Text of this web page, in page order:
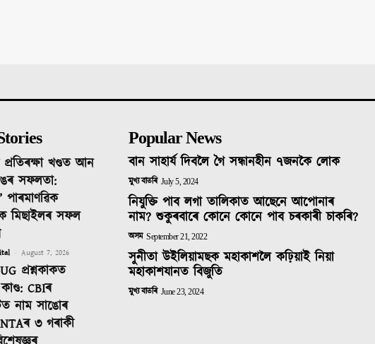
খণ্ডত আন
সফলতা:
পাৰমাণৱিক
মিছাইলৰ সফল
- August 7, 2026
প্ৰশ্নকাকত
CBIৰ
নাম সাঙোৰ
৩ গৰাকী
Popular News
বান সাহাৰ্য দিবলৈ গৈ সন্ধানহীন ৭জনকৈ লোক
মুখ্য বাতৰি July 5, 2024
নিযুক্তি পাব লগা তালিকাত আছেনে আপোনাৰ
নাম? শুকুৰবাৰে কোনে কোনে পাব চৰকাৰী চাকৰি?
অসম September 21, 2022
সুনীতা উইলিয়ামছক মহাকাশলৈ কঢ়িয়াই নিয়া
মহাকাশযানত বিজুতি
মুখ্য বাতৰি June 23, 2024